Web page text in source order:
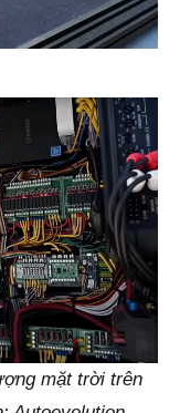
mặt trời trên